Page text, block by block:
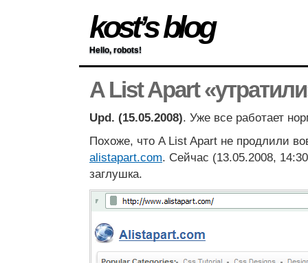
kost’s blog
Hello, robots!
A List Apart
Upd. (15.05.2008). Уже все работает
Похоже, что A List Apart не продлили
alistapart.com. Сейчас (13.05.2008,
заглушка.